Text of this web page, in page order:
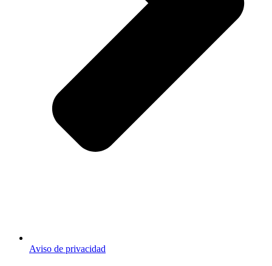
Aviso de privacidad